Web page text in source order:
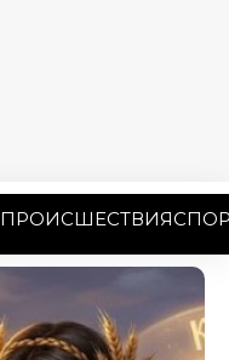
ПРОИСШЕСТВИЯ